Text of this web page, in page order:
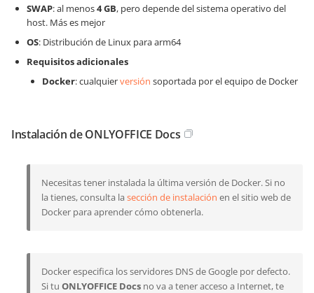
SWAP: al menos4 GB, pero depende del sistema operativo del
host. Más es mejor
OS: Distribución de Linux para arm64
Requisitos adicionales
Docker: cualquierversión soportada por el equipo de Docker
Instalación de ONLYOFFICE Docs
Necesitas tener instalada la última versión de Docker. Si no
la tienes, consulta la sección de instalación en el sitio web de
Docker para aprender cómo obtenerla.
Docker especifica los servidores DNS de Google por defecto.
Si tu ONLYOFFICE Docs no va a tener acceso a Internet, te